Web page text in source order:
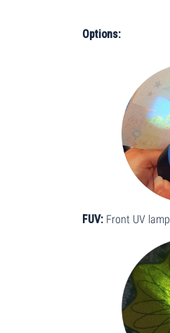
Options:
FUV: Front UV lamp